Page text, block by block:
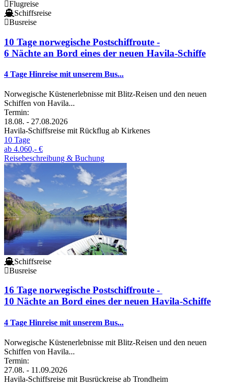
Flugreise
Schiffsreise
Busreise
10 Tage norwegische Postschiffroute -
6 Nächte an Bord eines der neuen Havila-Schiffe
4 Tage Hinreise mit unserem Bus...
Norwegische Küstenerlebnisse mit Blitz-Reisen und den neuen
Schiffen von Havila...
Termin:
18.08. - 27.08.2026
Havila-Schiffsreise mit Rückflug ab Kirkenes
10 Tage
ab 4.060,- €
Reisebeschreibung & Buchung
Schiffsreise
Busreise
16 Tage norwegische Postschiffroute -
10 Nächte an Bord eines der neuen Havila-Schiffe
4 Tage Hinreise mit unserem Bus...
Norwegische Küstenerlebnisse mit Blitz-Reisen und den neuen
Schiffen von Havila...
Termin:
27.08. - 11.09.2026
Havila-Schiffsreise mit Busrückreise ab Trondheim